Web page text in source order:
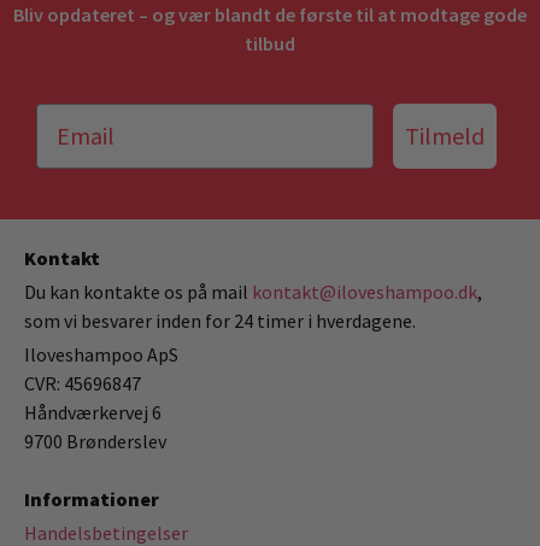
Bliv opdateret – og vær blandt de første til at modtage gode
tilbud
Tilmeld
Kontakt
Du kan kontakte os på mail kontakt@iloveshampoo.dk,
som vi besvarer inden for 24 timer i hverdagene.
Iloveshampoo ApS
CVR: 45696847
Håndværkervej 6
9700 Brønderslev
Informationer
Handelsbetingelser